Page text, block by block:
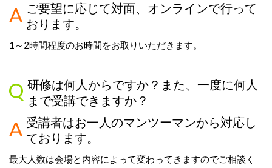
ご要望に応じて対面、オンラインで行って
おります。
1 ～ 2時間程度のお時間をお取りいただきます。
研修は何人からですか？また、一度に何人
まで受講できますか？
受講者はお一人のマンツーマンから対応し
ております。
最大人数は会場と内容によって変わってきますのでご相談く